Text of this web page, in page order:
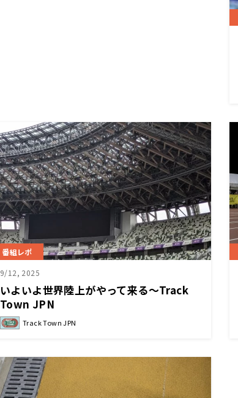
番組レポ
9/12, 2025
いよいよ世界陸上がやって来る～Track
Town JPN
Track Town JPN